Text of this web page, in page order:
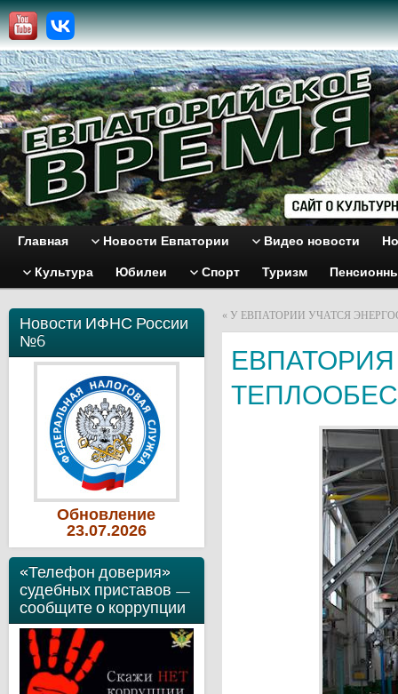
Главная Новости Евпатории Видео новости
Культура Юбилеи Спорт Туризм
Новости ИФНС России
№6
Обновление
23.07.2026
«Телефон доверия»
судебных приставов —
сообщите о коррупции
« У ЕВПАТОРИИ УЧАТСЯ